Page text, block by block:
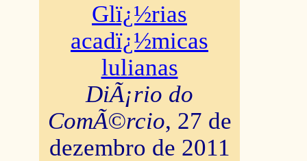
Glï¿½rias
acadï¿½micas
lulianas
DiÃ¡rio do
ComÃ©rcio, 27 de
dezembro de 2011